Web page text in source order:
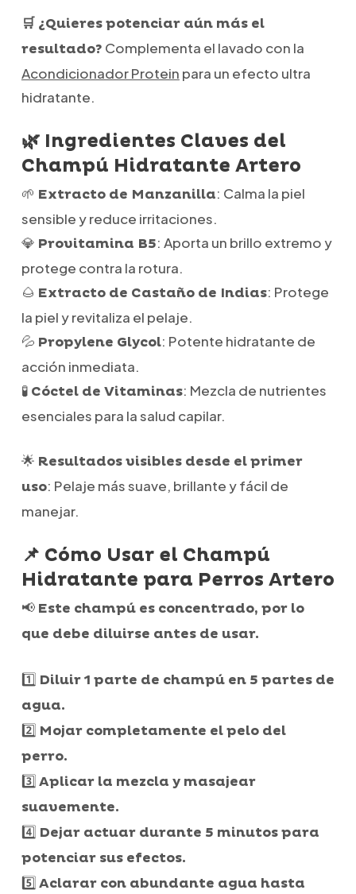
🛒 ¿Quieres potenciar aún más el
resultado? Complementa el lavado con la
Acondicionador Protein para un efecto ultra
hidratante.
🌿 Ingredientes Claves del
Champú Hidratante Artero
🌱 Extracto de Manzanilla: Calma la piel
sensible y reduce irritaciones.
💎 Provitamina B5: Aporta un brillo extremo y
protege contra la rotura.
🌰 Extracto de Castaño de Indias: Protege
la piel y revitaliza el pelaje.
💦 Propylene Glycol: Potente hidratante de
acción inmediata.
🧪 Cóctel de Vitaminas: Mezcla de nutrientes
esenciales para la salud capilar.
🌟 Resultados visibles desde el primer
uso: Pelaje más suave, brillante y fácil de
manejar.
📌 Cómo Usar el Champú
Hidratante para Perros Artero
📢 Este champú es concentrado, por lo
que debe diluirse antes de usar.
1️⃣ Diluir 1 parte de champú en 5 partes de
agua.
2️⃣ Mojar completamente el pelo del
perro.
3️⃣Aplicar la mezcla y masajear
suavemente.
4️⃣ Dejar actuar durante 5 minutos para
potenciar sus efectos.
5️⃣Aclarar con abundante agua hasta